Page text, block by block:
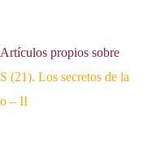
Artículos propios sobre
Los secretos de la
– II